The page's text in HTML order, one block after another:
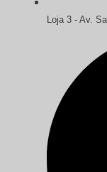
Loja 3 - Av.